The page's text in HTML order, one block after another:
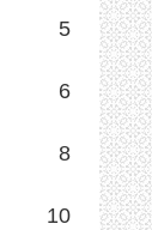
5
6
8
10